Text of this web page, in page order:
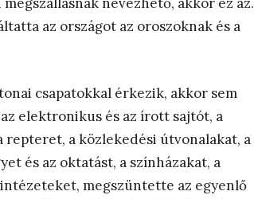
az országot az oroszoknak és a
csapatokkal érkezik, akkor sem
elektronikus és az írott sajtót, a
repteret, a közlekedési útvonalakat, a
és az oktatást, a színházakat, a
megszüntette az egyenlő